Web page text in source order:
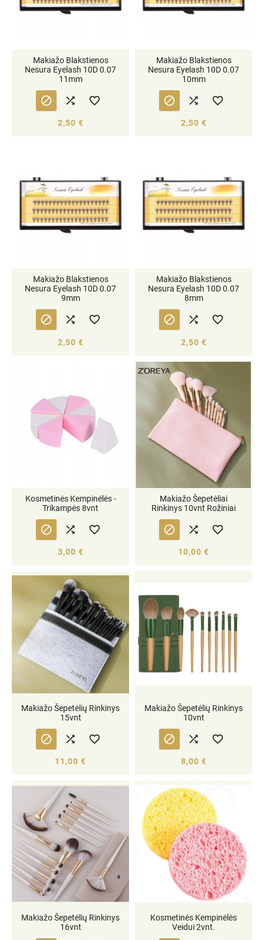
Makiažo Blakstienos
Nesura Eyelash 10D 0.07
11mm
  
2,50 €
Makiažo Blakstienos
Nesura Eyelash 10D 0.07
10mm
  
2,50 €
Makiažo Blakstienos
Nesura Eyelash 10D 0.07
9mm
  
2,50 €
Makiažo Blakstienos
Nesura Eyelash 10D 0.07
8mm
  
2,50 €
Kosmetinės Kempinėlės -
Trikampės 8vnt
  
3,00 €
Makiažo Šepetėliai
Rinkinys 10vnt Rožiniai
  
10,00 €
Makiažo Šepetėlių Rinkinys
15vnt
  
11,00 €
Makiažo Šepetėlių Rinkinys
10vnt
  
8,00 €
Makiažo Šepetėlių Rinkinys
16vnt
Kosmetinės Kempinėlės
Veidui 2vnt.